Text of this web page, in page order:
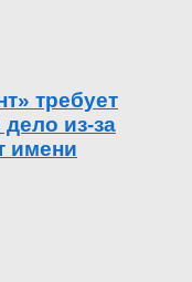
требует
из-за
имени